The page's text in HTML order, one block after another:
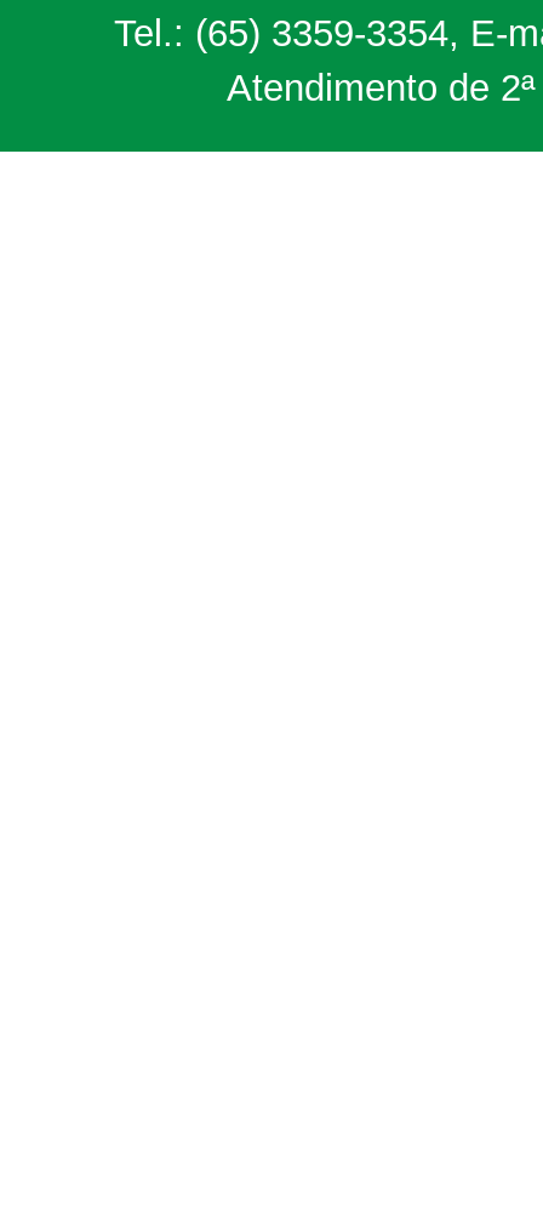
Tel.: (65) 3359-3354, E-
Atendimento de